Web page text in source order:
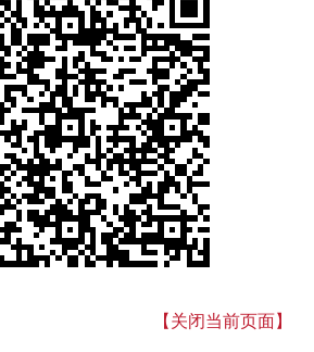
【关闭当前页面】